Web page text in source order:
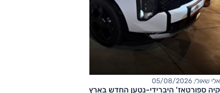
אלי שאולי, 05/08/2026